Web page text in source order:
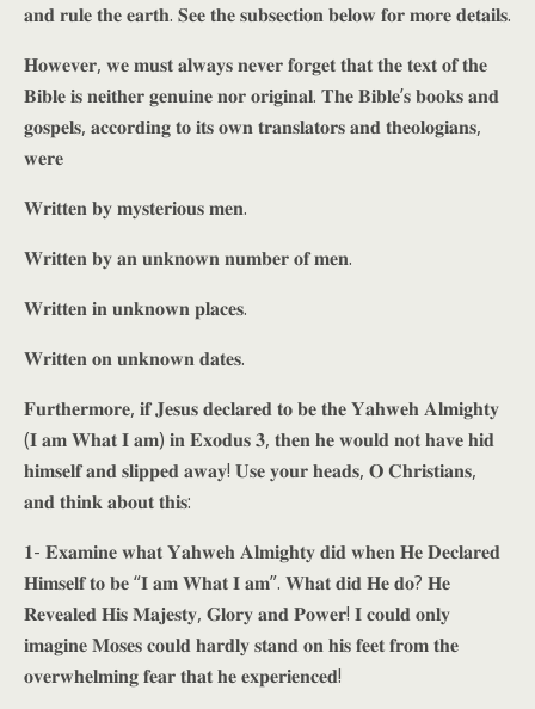
𝐚𝐧𝐝 𝐫𝐮𝐥𝐞 𝐭𝐡𝐞 𝐞𝐚𝐫𝐭𝐡. 𝐒𝐞𝐞 𝐭𝐡𝐞 𝐬𝐮𝐛𝐬𝐞𝐜𝐭𝐢𝐨𝐧 𝐛𝐞𝐥𝐨𝐰 𝐟𝐨𝐫 𝐦𝐨𝐫𝐞 𝐝𝐞𝐭𝐚𝐢𝐥𝐬.
𝐇𝐨𝐰𝐞𝐯𝐞𝐫, 𝐰𝐞 𝐦𝐮𝐬𝐭 𝐚𝐥𝐰𝐚𝐲𝐬 𝐧𝐞𝐯𝐞𝐫 𝐟𝐨𝐫𝐠𝐞𝐭 𝐭𝐡𝐚𝐭 𝐭𝐡𝐞 𝐭𝐞𝐱𝐭 𝐨𝐟 𝐭𝐡𝐞
𝐁𝐢𝐛𝐥𝐞 𝐢𝐬 𝐧𝐞𝐢𝐭𝐡𝐞𝐫 𝐠𝐞𝐧𝐮𝐢𝐧𝐞 𝐧𝐨𝐫 𝐨𝐫𝐢𝐠𝐢𝐧𝐚𝐥. 𝐓𝐡𝐞 𝐁𝐢𝐛𝐥𝐞’𝐬 𝐛𝐨𝐨𝐤𝐬 𝐚𝐧𝐝
𝐠𝐨𝐬𝐩𝐞𝐥𝐬, 𝐚𝐜𝐜𝐨𝐫𝐝𝐢𝐧𝐠 𝐭𝐨 𝐢𝐭𝐬 𝐨𝐰𝐧 𝐭𝐫𝐚𝐧𝐬𝐥𝐚𝐭𝐨𝐫𝐬 𝐚𝐧𝐝 𝐭𝐡𝐞𝐨𝐥𝐨𝐠𝐢𝐚𝐧𝐬,
𝐰𝐞𝐫𝐞
𝐖𝐫𝐢𝐭𝐭𝐞𝐧 𝐛𝐲 𝐦𝐲𝐬𝐭𝐞𝐫𝐢𝐨𝐮𝐬 𝐦𝐞𝐧.
𝐖𝐫𝐢𝐭𝐭𝐞𝐧 𝐛𝐲 𝐚𝐧 𝐮𝐧𝐤𝐧𝐨𝐰𝐧 𝐧𝐮𝐦𝐛𝐞𝐫 𝐨𝐟 𝐦𝐞𝐧.
𝐖𝐫𝐢𝐭𝐭𝐞𝐧 𝐢𝐧 𝐮𝐧𝐤𝐧𝐨𝐰𝐧 𝐩𝐥𝐚𝐜𝐞𝐬.
𝐖𝐫𝐢𝐭𝐭𝐞𝐧 𝐨𝐧 𝐮𝐧𝐤𝐧𝐨𝐰𝐧 𝐝𝐚𝐭𝐞𝐬.
𝐅𝐮𝐫𝐭𝐡𝐞𝐫𝐦𝐨𝐫𝐞, 𝐢𝐟 𝐉𝐞𝐬𝐮𝐬 𝐝𝐞𝐜𝐥𝐚𝐫𝐞𝐝 𝐭𝐨 𝐛𝐞 𝐭𝐡𝐞 𝐘𝐚𝐡𝐰𝐞𝐡 𝐀𝐥𝐦𝐢𝐠𝐡𝐭𝐲
(𝐈 𝐚𝐦 𝐖𝐡𝐚𝐭 𝐈 𝐚𝐦) 𝐢𝐧 𝐄𝐱𝐨𝐝𝐮𝐬 𝟑, 𝐭𝐡𝐞𝐧 𝐡𝐞 𝐰𝐨𝐮𝐥𝐝 𝐧𝐨𝐭 𝐡𝐚𝐯𝐞 𝐡𝐢𝐝
𝐡𝐢𝐦𝐬𝐞𝐥𝐟 𝐚𝐧𝐝 𝐬𝐥𝐢𝐩𝐩𝐞𝐝 𝐚𝐰𝐚𝐲! 𝐔𝐬𝐞 𝐲𝐨𝐮𝐫 𝐡𝐞𝐚𝐝𝐬, 𝐎 𝐂𝐡𝐫𝐢𝐬𝐭𝐢𝐚𝐧𝐬,
𝐚𝐧𝐝 𝐭𝐡𝐢𝐧𝐤 𝐚𝐛𝐨𝐮𝐭 𝐭𝐡𝐢𝐬:
𝟏- 𝐄𝐱𝐚𝐦𝐢𝐧𝐞 𝐰𝐡𝐚𝐭 𝐘𝐚𝐡𝐰𝐞𝐡 𝐀𝐥𝐦𝐢𝐠𝐡𝐭𝐲 𝐝𝐢𝐝 𝐰𝐡𝐞𝐧 𝐇𝐞 𝐃𝐞𝐜𝐥𝐚𝐫𝐞𝐝
𝐇𝐢𝐦𝐬𝐞𝐥𝐟 𝐭𝐨 𝐛𝐞 “𝐈 𝐚𝐦 𝐖𝐡𝐚𝐭 𝐈 𝐚𝐦”. 𝐖𝐡𝐚𝐭 𝐝𝐢𝐝 𝐇𝐞 𝐝𝐨? 𝐇𝐞
𝐑𝐞𝐯𝐞𝐚𝐥𝐞𝐝 𝐇𝐢𝐬 𝐌𝐚𝐣𝐞𝐬𝐭𝐲, 𝐆𝐥𝐨𝐫𝐲 𝐚𝐧𝐝 𝐏𝐨𝐰𝐞𝐫! 𝐈 𝐜𝐨𝐮𝐥𝐝 𝐨𝐧𝐥𝐲
𝐢𝐦𝐚𝐠𝐢𝐧𝐞 𝐌𝐨𝐬𝐞𝐬 𝐜𝐨𝐮𝐥𝐝 𝐡𝐚𝐫𝐝𝐥𝐲 𝐬𝐭𝐚𝐧𝐝 𝐨𝐧 𝐡𝐢𝐬 𝐟𝐞𝐞𝐭 𝐟𝐫𝐨𝐦 𝐭𝐡𝐞
𝐨𝐯𝐞𝐫𝐰𝐡𝐞𝐥𝐦𝐢𝐧𝐠 𝐟𝐞𝐚𝐫 𝐭𝐡𝐚𝐭 𝐡𝐞 𝐞𝐱𝐩𝐞𝐫𝐢𝐞𝐧𝐜𝐞𝐝!